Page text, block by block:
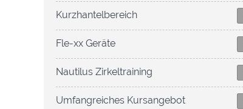
Kurzhantelbereich
Fle-xx Geräte
Nautilus Zirkeltraining
Umfangreiches Kursangebot